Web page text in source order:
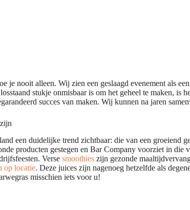
je nooit alleen. Wij zien een geslaagd evenement als
stukje onmisbaar is om het geheel te maken, is
succes van maken. Wij kunnen na jaren
een duidelijke trend zichtbaar: die van een groeiend
producten gestegen en Bar Company voorziet in die
Verse smoothieszijn gezonde
op locatie. Deze juices zijn nagenoeg hetzelfde als
misschien iets voor u!